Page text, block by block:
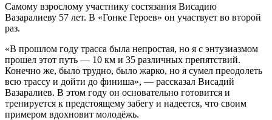
Самому взрослому участнику состязания Висадию
Вазаралиеву 57 лет. В «Гонке Героев» он участвует во второй
раз.
«В прошлом году трасса была непростая, но я с энтузиазмом
прошел этот путь — 10 км и 35 различных препятствий.
Конечно же, было трудно, было жарко, но я сумел преодолеть
всю трассу и дойти до финиша», — рассказал Висадий
Вазаралиев. В этом году он основательно готовится и
тренируется к предстоящему забегу и надеется, что своим
примером вдохновит молодёжь.